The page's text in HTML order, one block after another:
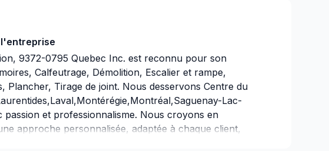
9372-0795 Quebec Inc. est reconnu pour son
Calfeutrage, Démolition, Escalier et rampe,
Plancher, Tirage de joint. Nous desservons Centre du
Lac-
passion et professionnalisme. Nous croyons en
approche personnalisée, adaptée à chaque client,